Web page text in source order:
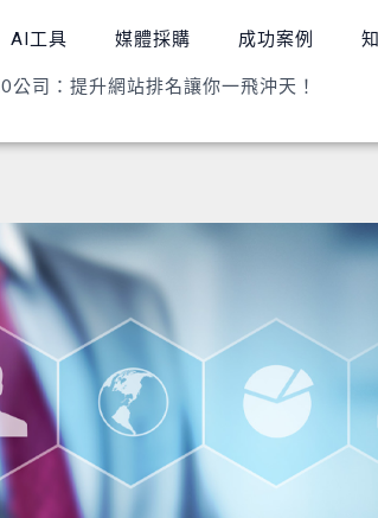
AI工具 媒體採購 成功案例
公司：提升網站排名讓你一飛沖天！